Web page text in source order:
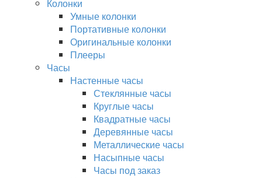
Колонки
Умные колонки
Портативные колонки
Оригинальные колонки
Плееры
Часы
Настенные часы
Стеклянные часы
Круглые часы
Квадратные часы
Деревянные часы
Металлические часы
Насыпные часы
Часы под заказ